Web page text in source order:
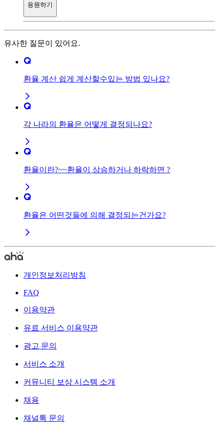
응원하기
유사한 질문이 있어요.
환율 계산 쉽게 계산할수있는 방법 있나요?
각 나라의 환율은 어떻게 결정되나요?
환율이란?~~환율이 상승하거나 하락하면 ?
환율은 어떤것들에 의해 결정되는건가요?
개인정보처리방침
FAQ
이용약관
유료 서비스 이용약관
광고 문의
서비스 소개
커뮤니티 보상 시스템 소개
채용
채널톡 문의